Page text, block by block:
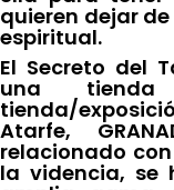
quieren dejar
espiritual.
El Secreto del
una tienda
tienda/
Atarfe,
relacionado
la videncia, se